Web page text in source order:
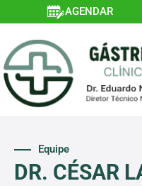
AGENDAR
Equipe
DR. CÉSAR